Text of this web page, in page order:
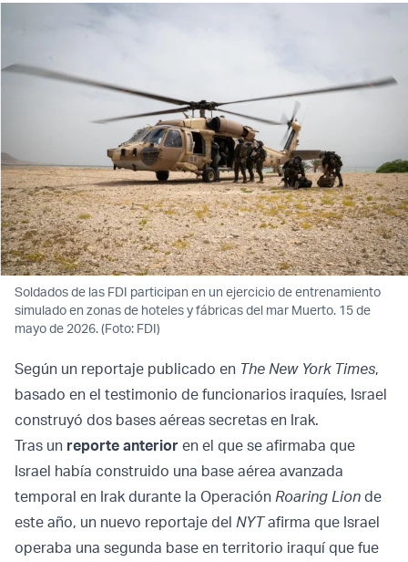
Soldados de las FDI participan en un ejercicio de entrenamiento
simulado en zonas de hoteles y fábricas del mar Muerto. 15 de
mayo de 2026. (Foto: FDI)
Según un reportaje publicado en The New York Times,
basado en el testimonio de funcionarios iraquíes, Israel
construyó dos bases aéreas secretas en Irak.
Tras un reporte anterior en el que se afirmaba que
Israel había construido una base aérea avanzada
temporal en Irak durante la Operación Roaring Lion de
este año, un nuevo reportaje del NYTafirma que Israel
operaba una segunda base en territorio iraquí que fue